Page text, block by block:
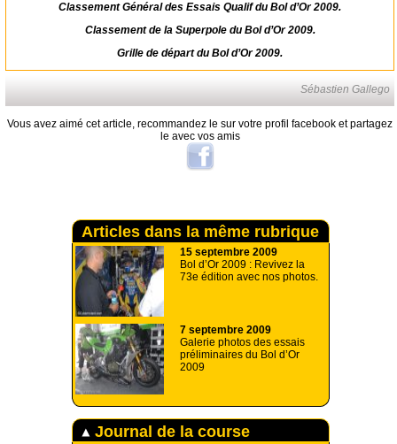
Classement Général des Essais Qualif du Bol d’Or 2009.
Classement de la Superpole du Bol d’Or 2009.
Grille de départ du Bol d’Or 2009.
Sébastien Gallego
Vous avez aimé cet article, recommandez le sur votre profil facebook et partagez
le avec vos amis
Articles dans la même rubrique
15 septembre 2009
Bol d’Or 2009 : Revivez la
73e édition avec nos photos.
7 septembre 2009
Galerie photos des essais
préliminaires du Bol d’Or
2009
Journal de la course